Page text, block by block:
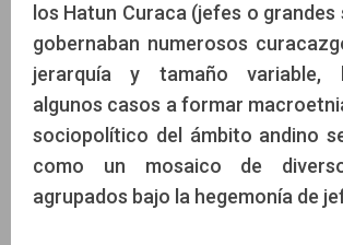
los Hatun Curaca (jefes o grandes
gobernaban numerosos
jerarquía y tamaño variable,
algunos casos a formar
sociopolítico del ámbito andino
como un mosaico de
agrupados bajo la hegemonía de